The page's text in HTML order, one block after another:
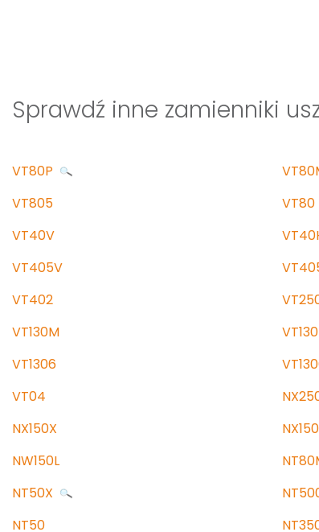
Sprawdź inne zamienniki
VT80P
VT805
VT80
VT40V
VT405V
VT402
VT130M
VT1306
VT04
NX150X
NW150L
NT50X
NT50